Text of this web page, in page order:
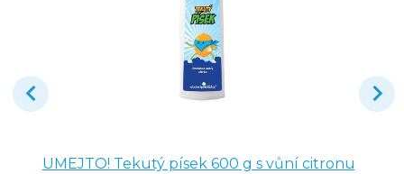
UMEJTO! Tekutý písek 600 g s vůní citronu